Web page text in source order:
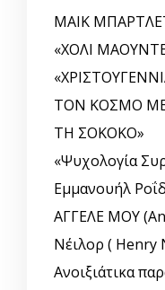
ΜΑΙΚ
«ΧΟΛΙ
ΤΟΝ ΚΟΣΜΟ ΜΕ
ΤΗ ΣΟΚΟΚΟ»
«Ψυχολογία
Εμμανουήλ
ΑΓΓΕΛΕ ΜΟΥ
Νέιλορ ( Henry
Ανοιξιάτικα